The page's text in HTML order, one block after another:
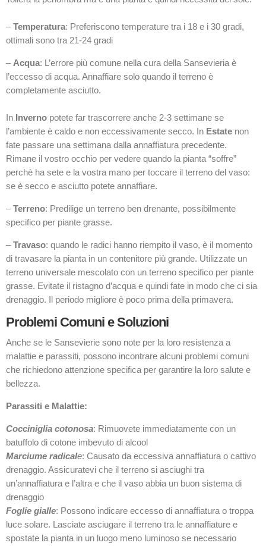
–Temperatura: Preferiscono temperature tra i 18 e i 30 gradi,
ottimali sono tra 21-24 gradi
– Acqua: L’errore più comune nella cura della Sansevieria è
l’eccesso di acqua. Annaffiare solo quando il terreno è
completamente asciutto.
In Inverno potete far trascorrere anche 2-3 settimane se
l’ambiente è caldo e non eccessivamente secco. In Estate non
fate passare una settimana dalla annaffiatura precedente.
Rimane il vostro occhio per vedere quando la pianta “soffre”
perchè ha sete e la vostra mano per toccare il terreno del vaso:
se è secco e asciutto potete annaffiare.
–Terreno: Predilige un terreno ben drenante, possibilmente
specifico per piante grasse.
–Travaso: quando le radici hanno riempito il vaso, è il momento
di travasare la pianta in un contenitore più grande. Utilizzate un
terreno universale mescolato con un terreno specifico per piante
grasse. Evitate il ristagno d’acqua e quindi fate in modo che ci sia
drenaggio. Il periodo migliore è poco prima della primavera.
Problemi Comuni e Soluzioni
Anche se le Sansevierie sono note per la loro resistenza a
malattie e parassiti, possono incontrare alcuni problemi comuni
che richiedono attenzione specifica per garantire la loro salute e
bellezza.
Parassiti e Malattie:
Cocciniglia cotonosa: Rimuovete immediatamente con un
batuffolo di cotone imbevuto di alcool
Marciume radicale: Causato da eccessiva annaffiatura o cattivo
drenaggio. Assicuratevi che il terreno si asciughi tra
un’annaffiatura e l’altra e che il vaso abbia un buon sistema di
drenaggio
Foglie gialle: Possono indicare eccesso di annaffiatura o troppa
luce solare. Lasciate asciugare il terreno tra le annaffiature e
spostate la pianta in un luogo meno luminoso se necessario